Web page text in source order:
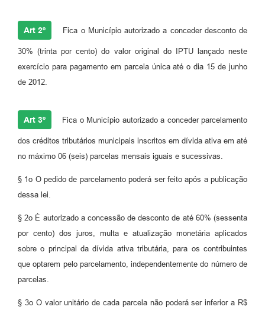
Art 2º Fica o Município autorizado a conceder desconto de
30% (trinta por cento) do valor original do IPTU lançado neste
exercício para pagamento em parcela única até o dia 15 de junho
de 2012.
Art 3º Fica o Município autorizado a conceder parcelamento
dos créditos tributários municipais inscritos em dívida ativa em até
no máximo 06 (seis) parcelas mensais iguais e sucessivas.
§ 1o O pedido de parcelamento poderá ser feito após a publicação
dessa lei.
§ 2o É autorizado a concessão de desconto de até 60% (sessenta
por cento) dos juros, multa e atualização monetária aplicados
sobre o principal da dívida ativa tributária, para os contribuintes
que optarem pelo parcelamento, independentemente do número de
parcelas.
§ 3o O valor unitário de cada parcela não poderá ser inferior a R$